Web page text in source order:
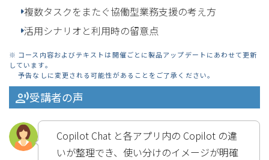
複数タスクをまたぐ協働型業務支援の考え方
活用シナリオと利用時の留意点
※ コース内容およびテキストは開催ごとに製品アップデートにあわせて更新
しています。
予告なしに変更される可能性があることをご了承ください。
受講者の声
Copilot Chat と各アプリ内の Copilot の違
いが整理でき、使い分けのイメージが明確